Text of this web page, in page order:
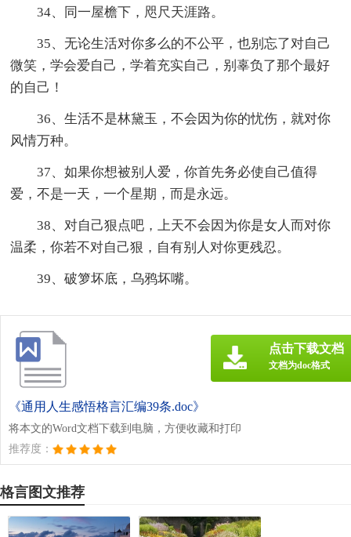
34、同一屋檐下，咫尺天涯路。
35、无论生活对你多么的不公平，也别忘了对自己
微笑，学会爱自己，学着充实自己，别辜负了那个最好
的自己！
36、生活不是林黛玉，不会因为你的忧伤，就对你
风情万种。
37、如果你想被别人爱，你首先务必使自己值得
爱，不是一天，一个星期，而是永远。
38、对自己狠点吧，上天不会因为你是女人而对你
温柔，你若不对自己狠，自有别人对你更残忍。
39、破箩坏底，乌鸦坏嘴。
《通用人生感悟格言汇编39条.doc》
将本文的Word文档下载到电脑，方便收藏和打印
推荐度：
点击下载文档
文档为doc格式
格言图文推荐